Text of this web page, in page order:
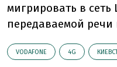
мигрировать в сеть
передаваемой речи
VODAFONE 4G